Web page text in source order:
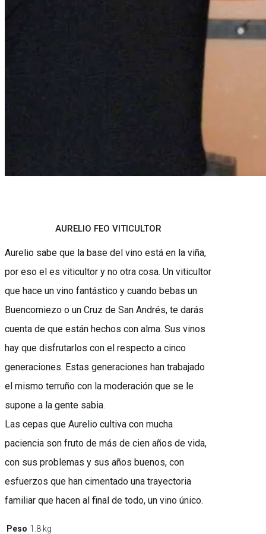
AURELIO FEO VITICULTOR
Aurelio sabe que la base del vino está en la viña,
por eso el es viticultor y no otra cosa. Un viticultor
que hace un vino fantástico y cuando bebas un
Buencomiezo o un Cruz de San Andrés, te darás
cuenta de que están hechos con alma. Sus vinos
hay que disfrutarlos con el respecto a cinco
generaciones. Estas generaciones han trabajado
el mismo terruño con la moderación que se le
supone a la gente sabia.
Las cepas que Aurelio cultiva con mucha
paciencia son fruto de más de cien años de vida,
con sus problemas y sus años buenos, con
esfuerzos que han cimentado una trayectoria
familiar que hacen al final de todo, un vino único.
Peso 1.8 kg